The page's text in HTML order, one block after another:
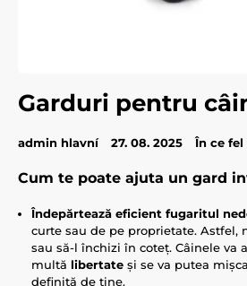
Garduri pentru
admin hlavní 27. 08. 2025 În ce fel
Cum te poate ajuta un gard
Îndepărtează eficient fugaritul
curte sau de pe proprietate. Astfel,
sau să-l închizi în coteț. Câinele va
multă libertate și se va putea
definită de tine.